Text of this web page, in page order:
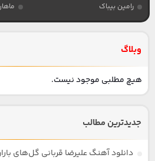
رامین بیباک
وبلاگ
هیچ مطلبی موجود نیست.
جدیدترین مطالب
دانلود آهنگ علیرضا قربانی گل‌های